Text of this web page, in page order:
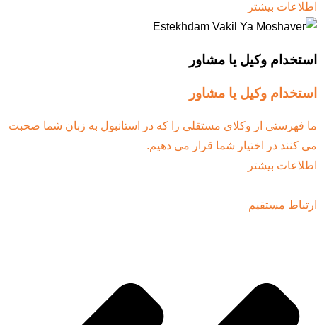
اطلاعات بیشتر
استخدام وکیل یا مشاور
استخدام وکیل یا مشاور
ما فهرستی از وکلای مستقلی را که در استانبول به زبان شما صحبت
می کنند در اختیار شما قرار می دهیم.
اطلاعات بیشتر
ارتباط مستقیم